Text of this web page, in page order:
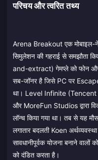
परिचय और त्वरित तथ्य
Arena Breakout एक मोबाइल-
सिमुलेशन की गहराई से समझौता
and-extract) गेमप्ले को फोन
सब-जॉनर है जिसे PC पर Escape
था। Level Infinite (Tencent का
और MoreFun Studios द्वारा
लॉन्च किया गया था। तब से यह
लगातार बदलती Koen
सावधानीपूर्वक योजना बनाने वालों
को दंडित करता है।